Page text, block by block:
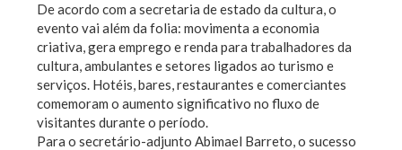
De acordo com a secretaria de estado da cultura, o
evento vai além da folia: movimenta a economia
criativa, gera emprego e renda para trabalhadores da
cultura, ambulantes e setores ligados ao turismo e
serviços. Hotéis, bares, restaurantes e comerciantes
comemoram o aumento significativo no fluxo de
visitantes durante o período.
Para o secretário-adjunto Abimael Barreto, o sucesso